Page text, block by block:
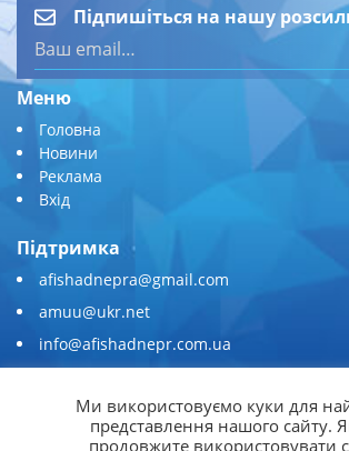
Підпишіться на нашу
Меню
Головна
Новини
Реклама
Вхід
Підтримка
afishadnepra@gmail.com
amuu@ukr.net
info@afishadnepr.com.ua
Приєднуйтесь
Ми використовуємо куки для
представлення нашого сайту.
продовжите використовувати